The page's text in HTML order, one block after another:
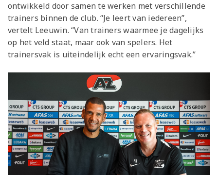
ontwikkeld door samen te werken met verschillende
trainers binnen de club. “Je leert van iedereen”,
vertelt Leeuwin. “Van trainers waarmee je dagelijks
op het veld staat, maar ook van spelers. Het
trainersvak is uiteindelijk echt een ervaringsvak.”